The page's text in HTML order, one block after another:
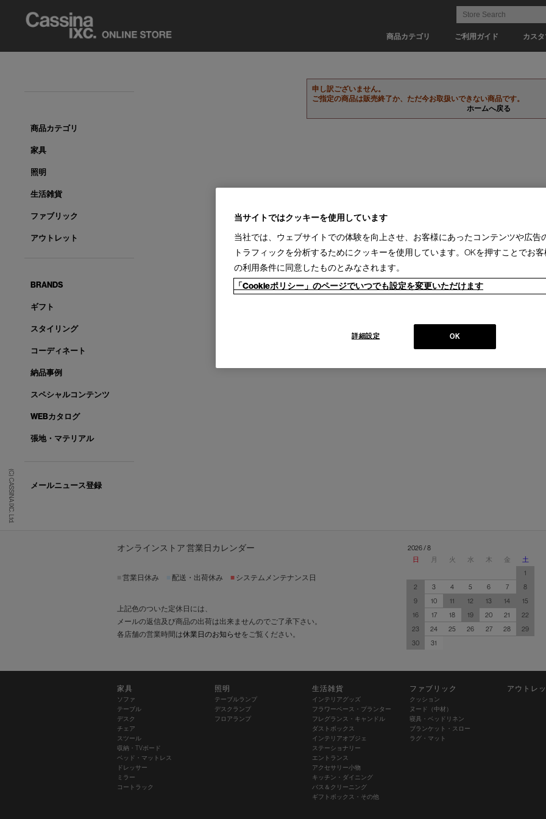
商品カテゴリ ご利用ガイド カス
(C) CASSINA IXC. Ltd.
申し訳ございません。
ご指定の商品は販売終了か、ただ今お取扱いできない商品です。
ホームへ戻る
商品カテゴリ
家具
照明
生活雑貨
ファブリック
アウトレット
BRANDS
ギフト
スタイリング
コーディネート
納品事例
スペシャルコンテンツ
WEBカタログ
張地・マテリアル
メールニュース登録
オンラインストア 営業日カレンダー
営業日休み 配送・出荷休み ■ システムメンテナンス日
上記色のついた定休日には、
メールの返信及び商品の出荷は出来ませんのでご了承下さい。
各店舗の営業時間は休業日のお知らせをご覧ください。
2026 / 8
日
月 火 水 木 金
土
1
2
3 4 5 6 7
8
9
10 11 12 13 14
15
16
17 18 19 20 21
22
23
24 25 26 27 28
29
30
31
家具
ソファ
テーブル
デスク
チェア
スツール
収納・TVボード
ベッド・マットレス
ドレッサー
ミラー
コートラック
照明
テーブルランプ
デスクランプ
フロアランプ
生活雑貨
インテリアグッズ
フラワーベース・プランター
フレグランス・キャンドル
ダストボックス
インテリアオブジェ
ステーショナリー
エントランス
アクセサリー小物
キッチン・ダイニング
バス＆クリーニング
ギフトボックス・その他
ファブリック
クッション
ヌード（中材）
寝具・ベッドリネン
ブランケット・スロー
ラグ・マット
アウトレ
当サイトではクッキーを使用しています
当社では、ウェブサイトでの体験を向上させ、お客様にあったコンテンツや広告
トラフィックを分析するためにクッキーを使用しています。OKを押すことでお
の利用条件に同意したものとみなされます。
「Cookieポリシー」のページでいつでも設定を変更いただけます
OK
詳細設定